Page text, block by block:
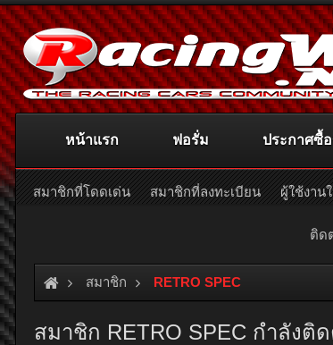
ติด
สมาชิก RETRO SPEC
สมาชิก RETRO SPEC กำลังติ
หน้าแรก ฟอรั่ม ประกาศซื้
สมาชิกที่โดดเด่น สมาชิกที่ลงทะเบียน ผู้ใช้งาน